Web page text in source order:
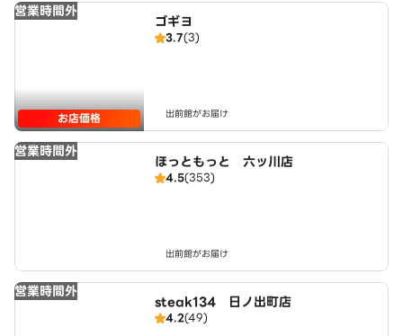
営業時間外
お店価格
ゴギヨ
3.7(3)
出前館がお届け
営業時間外
ほっともっと 六ッ川店
4.5(353)
出前館がお届け
営業時間外
steak134 日ノ出町店
4.2(49)